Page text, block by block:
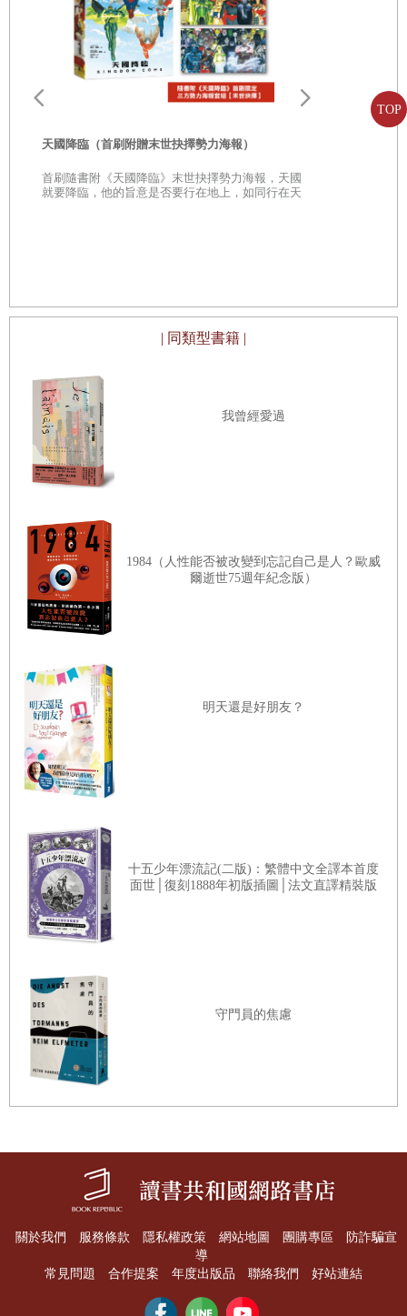
TOP
裡，他不想掃興，但還是焦慮地指出，今天畢竟還是上班日。
然後午餐時間在許瑞夫特餐廳有個傳統小型派對——九個女人和女
孩，喝著不熟悉的雞尾酒而暈頭，點的雞皇飯放在一旁涼掉，爭先恐
後給她回憶和祝福。現場還有更多花和另一樣禮物——大家偷偷湊錢
直到她腦子裡迴響的都是這幾句話，嘴角也笑得痠了，感覺這個下午
「禮金。五十塊錢。」她幾乎可以看見他說「五十塊錢」時噘嘴的模
樣，每當他宣布金額時特有的認真表情。
「哦，真好，洛夫，」她說，她的聲音若聽起來有些累，他並沒有發
現。
葛瑞絲？但我真的很驚訝，你知道嗎？老闆說，『拿去，洛夫，』然
後交給我一個信封。他臉上一點笑都沒有，我還在想，發生什麼事？
我是不是要被炒魷魚了？他說，『打開啊，洛夫。』於是我打開，然
後我看見他咧嘴笑得一哩寬。」他笑
的，今晚你要我幾點過去？」
「哦，不知道，愈快愈好
「聽我說，我得去艾迪家拿他要借我的袋子，我先去辦這件事，然後
回家吃飯，之後再過去你那邊，大約八點半或九點。
「好的，」她說。「到時候見，達令。」她改口叫他「達令」才很短
的時間——打從嫁給他終於成為確定不會再改變的事——這字眼聽起
悉的恐慌襲來：她怎麼能嫁——她幾乎不認識這個人。有時恐慌以不
同方式出現：她不能嫁給這個人，因為她對他太熟悉 ，無論哪一種方
式，都讓她驚惶不已，無法面對室友瑪莎從一開始對他下的所有評
論。
（toilet）他說『促所』（
絲咯咯笑，欣然同意這的確好笑。那個時期無論瑪莎說什麼她都會欣
然同意——能夠從《紐約時報》分類廣告找到像瑪莎這樣的女孩，常
讓她覺得是自己碰過最幸運的事情。
但洛夫堅守了一整個夏天，到秋天她開始為他辯護。「你到底不喜歡
「哦，每個人都是好人，葛瑞絲，」瑪莎用她的大學生口氣說，讓
「好人」聽起來隱約是一件荒謬的事，她一邊仔細塗指甲油一邊氣呼
呼抬起頭。「只不過他就是個——一 白蟲 。你看不出來嗎？」
天國降臨（首刷附贈末世抉擇勢力海報）
首刷隨書附《天國降臨》末世抉擇勢力海報，天國
就要降臨，他的旨意是否要行在地上，如同行在天
| 同類型書籍 |
我曾經愛過
1984（人性能否被改變到忘記自己是人？歐威
爾逝世75週年紀念版）
明天還是好朋友？
十五少年漂流記(二版)：繁體中文全譯本首度
面世│復刻1888年初版插圖│法文直譯精裝版
守門員的焦慮
關於我們 服務條款 隱私權政策 網站地圖 團購專區
防詐騙宣
導
常見問題
合作提案 年度出版品 聯絡我們 好站連結